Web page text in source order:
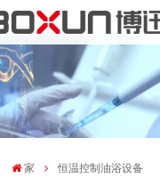
家 恒温控制油浴设备